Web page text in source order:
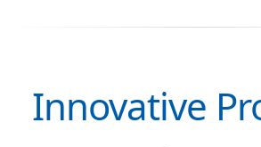
Innovative